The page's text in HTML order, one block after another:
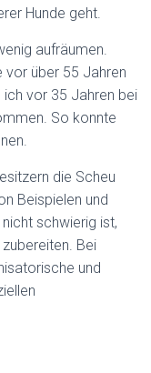
Hunde geht.
aufräumen.
vor über 55 Jahren
ich vor 35 Jahren bei
So konnte
die Scheu
Beispielen und
schwierig ist,
Bei
und